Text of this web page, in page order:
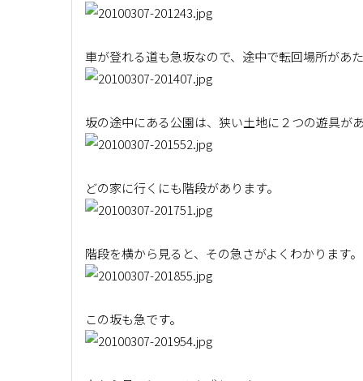
車が登れる道も急坂なので、途中で転回場所があた
坂の途中にある公園は、狭い土地に２つの遊具があ
どの家に行くにも階段があります。
階段を横から見ると、その急さがよくわかります。
この坂も急です。